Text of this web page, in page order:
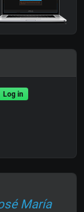
Log in
María